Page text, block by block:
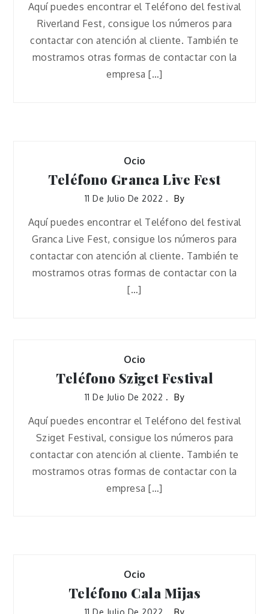
Aquí puedes encontrar el Teléfono del festival
Riverland Fest, consigue los números para
contactar con atención al cliente. También te
mostramos otras formas de contactar con la
empresa […]
Ocio
Teléfono Granca Live Fest
11 De Julio De 2022 By
Aquí puedes encontrar el Teléfono del festival
Granca Live Fest, consigue los números para
contactar con atención al cliente. También te
mostramos otras formas de contactar con la
[…]
Ocio
Teléfono Sziget Festival
11 De Julio De 2022 By
Aquí puedes encontrar el Teléfono del festival
Sziget Festival, consigue los números para
contactar con atención al cliente. También te
mostramos otras formas de contactar con la
empresa […]
Ocio
Teléfono Cala Mijas